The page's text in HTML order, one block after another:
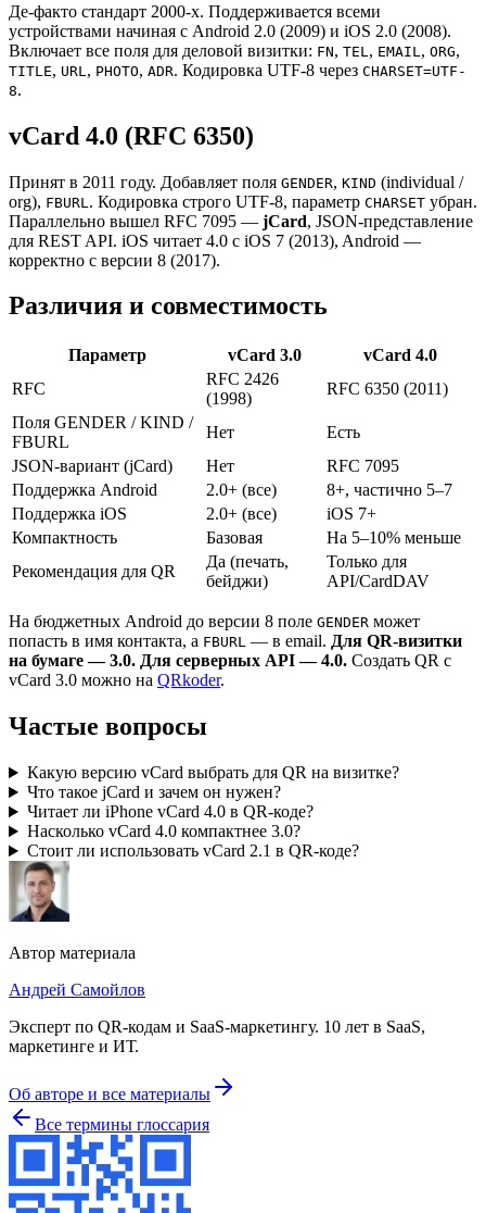
Де-факто стандарт 2000-х. Поддерживается всеми
устройствами начиная с Android 2.0 (2009) и iOS 2.0 (2008).
Включает все поля для деловой визитки: FN, TEL , EMAIL , ORG,
TITLE, URL , PHOTO, ADR. Кодировка UTF-8 через CHARSET=UTF-
8.
vCard 4.0 (RFC 6350)
Принят в 2011 году. Добавляет поля GENDER, KIND (individual /
org), FBURL . Кодировка строго UTF-8, параметр CHARSET убран.
Параллельно вышел RFC 7095 — jCard, JSON-представление
для REST API. iOS читает 4.0 с iOS 7 (2013), Android —
корректно с версии 8 (2017).
Различия и совместимость
Параметр vCard 3.0
vCard 4.0
RFC
RFC 2426
(1998)
RFC 6350 (2011)
Поля GENDER / KIND /
FBURL
Нет
Есть
JSON-вариант (jCard)
Нет
RFC 7095
Поддержка Android
2.0+ (все)
8+, частично 5–7
Поддержка iOS
2.0+ (все)
iOS 7+
Компактность
Базовая
На 5–10% меньше
Рекомендация для QR
Да (печать,
бейджи)
Только для
API/CardDAV
На бюджетных Android до версии 8 поле GENDER может
попасть в имя контакта, а FBURL — в email. Для QR-визитки
на бумаге — 3.0. Для серверных API — 4.0. Создать QR с
vCard 3.0 можно на QRkoder.
Частые вопросы
Какую версию vCard выбрать для QR на визитке?
Что такое jCard и зачем он нужен?
Читает ли iPhone vCard 4.0 в QR-коде?
Насколько vCard 4.0 компактнее 3.0?
Стоит ли использовать vCard 2.1 в QR-коде?
Автор материала
Андрей Самойлов
Эксперт по QR-кодам и SaaS-маркетингу. 10 лет в SaaS,
маркетинге и ИТ.
Об авторе и все материалы
Все термины глоссария